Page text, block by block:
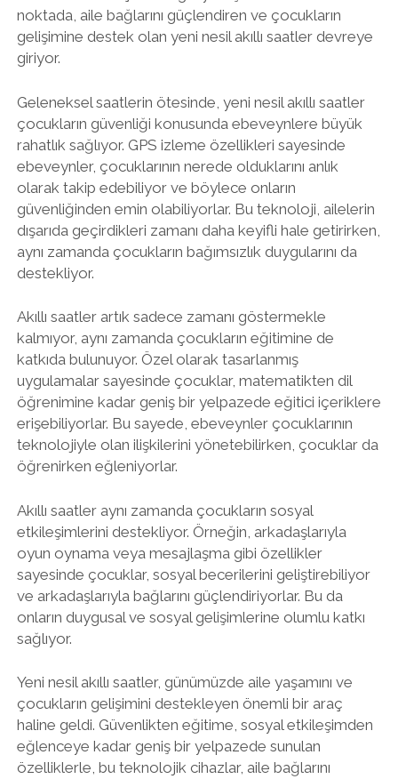
noktada, aile bağlarını güçlendiren ve çocukların
gelişimine destek olan yeni nesil akıllı saatler devreye
giriyor.
Geleneksel saatlerin ötesinde, yeni nesil akıllı saatler
çocukların güvenliği konusunda ebeveynlere büyük
rahatlık sağlıyor. GPS izleme özellikleri sayesinde
ebeveynler, çocuklarının nerede olduklarını anlık
olarak takip edebiliyor ve böylece onların
güvenliğinden emin olabiliyorlar. Bu teknoloji, ailelerin
dışarıda geçirdikleri zamanı daha keyifli hale getirirken,
aynı zamanda çocukların bağımsızlık duygularını da
destekliyor.
Akıllı saatler artık sadece zamanı göstermekle
kalmıyor, aynı zamanda çocukların eğitimine de
katkıda bulunuyor. Özel olarak tasarlanmış
uygulamalar sayesinde çocuklar, matematikten dil
öğrenimine kadar geniş bir yelpazede eğitici içeriklere
erişebiliyorlar. Bu sayede, ebeveynler çocuklarının
teknolojiyle olan ilişkilerini yönetebilirken, çocuklar da
öğrenirken eğleniyorlar.
Akıllı saatler aynı zamanda çocukların sosyal
etkileşimlerini destekliyor. Örneğin, arkadaşlarıyla
oyun oynama veya mesajlaşma gibi özellikler
sayesinde çocuklar, sosyal becerilerini geliştirebiliyor
ve arkadaşlarıyla bağlarını güçlendiriyorlar. Bu da
onların duygusal ve sosyal gelişimlerine olumlu katkı
sağlıyor.
Yeni nesil akıllı saatler, günümüzde aile yaşamını ve
çocukların gelişimini destekleyen önemli bir araç
haline geldi. Güvenlikten eğitime, sosyal etkileşimden
eğlenceye kadar geniş bir yelpazede sunulan
özelliklerle, bu teknolojik cihazlar, aile bağlarını